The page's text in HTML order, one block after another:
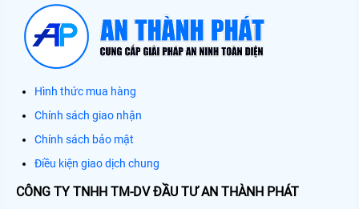
Hình thức mua hàng
Chính sách giao nhận
Chính sách bảo mật
Điều kiện giao dịch chung
CÔNG TY TNHH TM-DV ĐẦU TƯ AN THÀNH PHÁT